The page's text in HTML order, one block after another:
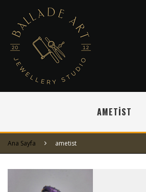
AMETIST
Ana Sayfa ametist